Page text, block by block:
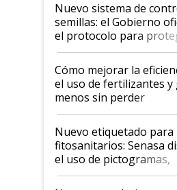
Nuevo sistema de
semillas: el Gobierno
el protocolo para
propiedad intelectual
Cómo mejorar la
el uso de fertilizantes y
menos sin perder
productividad en la
fina
Nuevo etiquetado para
fitosanitarios: Senasa
el uso de pictogramas,
palabras de
indicaciones